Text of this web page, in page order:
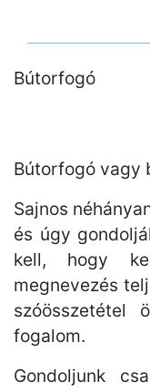
Bútorfogó
Bútorfogó vagy
Sajnos
és úgy
kell, hogy
megnevezés
szóösszetétel
fogalom.
Gondoljunk